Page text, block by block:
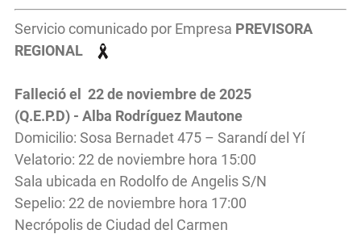
Servicio comunicado por Empresa PREVISORA
REGIONAL
Falleció el 22 de noviembre de 2025
(Q.E.P.D) - Alba Rodríguez Mautone
Domicilio: Sosa Bernadet 475 – Sarandí del Yí
Velatorio: 22 de noviembre hora 15:00
Sala ubicada en Rodolfo de Angelis S/N
Sepelio: 22 de noviembre hora 17:00
Necrópolis de Ciudad del Carmen